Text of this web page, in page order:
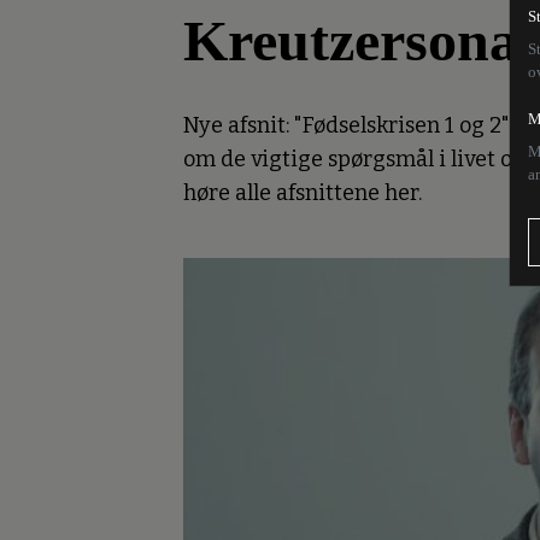
Nye afsnit: "Fødselskrisen 1 og 2".
om de vigtige spørgsmål i livet
høre alle afsnittene her.